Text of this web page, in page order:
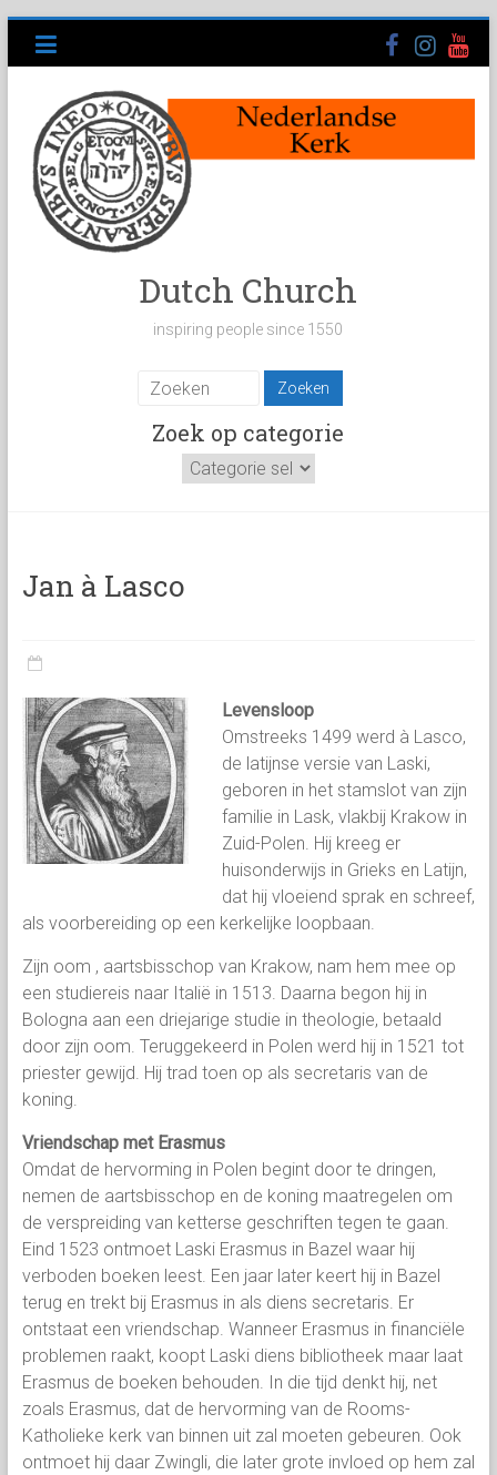
naar
inhoud
Dutch Church
inspiring people since 1550
Zoek op categorie
Zoek
op
Jan à Lasco
Levensloop
Omstreeks 1499 werd à Lasco,
de latijnse versie van Laski,
geboren in het stamslot van zijn
familie in Lask, vlakbij Krakow in
Zuid-Polen. Hij kreeg er
huisonderwijs in Grieks en Latijn,
dat hij vloeiend sprak en schreef,
als voorbereiding op een kerkelijke loopbaan.
Zijn oom , aartsbisschop van Krakow, nam hem mee op
een studiereis naar Italië in 1513. Daarna begon hij in
Bologna aan een driejarige studie in theologie, betaald
door zijn oom. Teruggekeerd in Polen werd hij in 1521 tot
priester gewijd. Hij trad toen op als secretaris van de
koning.
Vriendschap met Erasmus
Omdat de hervorming in Polen begint door te dringen,
nemen de aartsbisschop en de koning maatregelen om
de verspreiding van ketterse geschriften tegen te gaan.
Eind 1523 ontmoet Laski Erasmus in Bazel waar hij
verboden boeken leest. Een jaar later keert hij in Bazel
terug en trekt bij Erasmus in als diens secretaris. Er
ontstaat een vriendschap. Wanneer Erasmus in financiële
problemen raakt, koopt Laski diens bibliotheek maar laat
Erasmus de boeken behouden. In die tijd denkt hij, net
zoals Erasmus, dat de hervorming van de Rooms-
Katholieke kerk van binnen uit zal moeten gebeuren. Ook
ontmoet hij daar Zwingli, die later grote invloed op hem zal